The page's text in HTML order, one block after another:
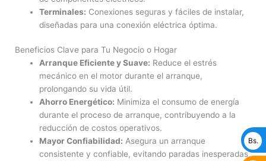
Terminales: Conexiones seguras y fáciles de instalar,
diseñadas para una conexión eléctrica óptima.
Beneficios Clave para Tu Negocio o Hogar
Arranque Eficiente y Suave: Reduce el estrés
mecánico en el motor durante el arranque,
prolongando su vida útil.
Ahorro Energético: Minimiza el consumo de energía
durante el proceso de arranque, contribuyendo a la
reducción de costos operativos.
Mayor Confiabilidad: Asegura un arranque
consistente y confiable, evitando paradas inesperadas
Bs.